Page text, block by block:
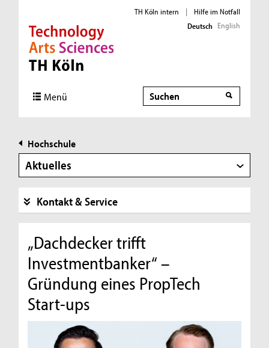
Direkt zur Hauptnavigation
Direkt zur Subnavigation
Direkt zum Inhalt
Direkt zum Fußbereich
TH Köln intern |
Hilfe im Notfall
Deutsch English
Menü Suche
Hochschule
Aktuelles
Kontakt & Service
„Dachdecker trifft
Investmentbanker“ –
Gründung eines PropTech
Start-ups